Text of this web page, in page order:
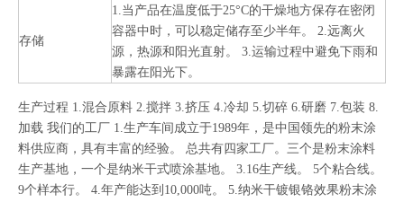
存储
1.当产品在温度低于25°C的干燥地方保存在密闭
容器中时，可以稳定储存至少半年。 2.远离火
源，热源和阳光直射。 3.运输过程中避免下雨和
暴露在阳光下。
生产过程 1.混合原料 2.搅拌 3.挤压 4.冷却 5.切碎 6.研磨 7.包装 8.
加载 我们的工厂 1.生产车间成立于1989年，是中国领先的粉末涂
料供应商，具有丰富的经验。 总共有四家工厂。三个是粉末涂料
生产基地，一个是纳米干式喷涂基地。 3.16生产线。 5个粘合线。
9个样本行。 4.年产能达到10,000吨。 5.纳米干镀银铬效果粉末涂